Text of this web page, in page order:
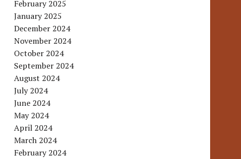
February 2025
January 2025
December 2024
November 2024
October 2024
September 2024
August 2024
July 2024
June 2024
May 2024
April 2024
March 2024
February 2024